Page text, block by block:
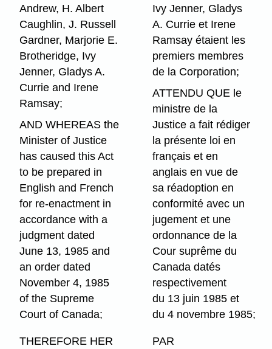
Andrew, H. Albert
Caughlin, J. Russell
Gardner, Marjorie E.
Brotheridge, Ivy
Jenner, Gladys A.
Currie and Irene
Ramsay;
AND WHEREAS the
Minister of Justice
has caused this Act
to be prepared in
English and French
for re-enactment in
accordance with a
judgment dated
June 13, 1985 and
an order dated
November 4, 1985
of the Supreme
Court of Canada;
Ivy Jenner, Gladys
A. Currie et Irene
Ramsay étaient les
premiers membres
de la Corporation;
ATTENDU QUE le
ministre de la
Justice a fait rédiger
la présente loi en
français et en
anglais en vue de
sa réadoption en
conformité avec un
jugement et une
ordonnance de la
Cour suprême du
Canada datés
respectivement
du 13 juin 1985 et
du 4 novembre 1985;
THEREFORE HER
PAR